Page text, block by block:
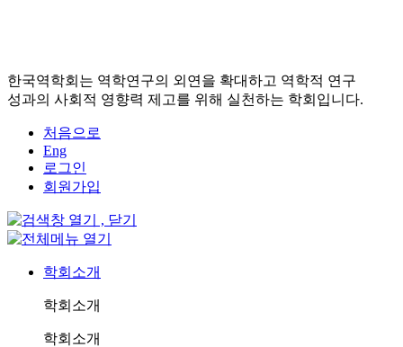
한국역학회는 역학연구의 외연을 확대하고 역학적 연구
성과의 사회적 영향력 제고를 위해 실천하는 학회입니다.
처음으로
Eng
로그인
회원가입
학회소개
학회소개
학회소개